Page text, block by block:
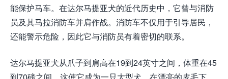
能保护马车。在达尔马提亚犬的近代历史中，它曾与消防
员及其马拉消防车并肩作战。消防车不仅用于引导居民，
还能警示危险，因此它与消防员有着密切的联系。
达尔马提亚犬从爪子到肩高在19到24英寸之间，体重在45